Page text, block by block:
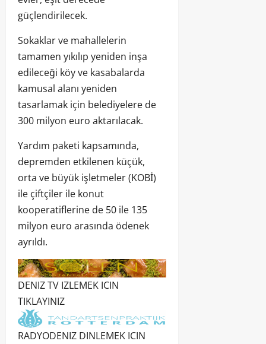
güçlendirilecek.
Sokaklar ve mahallelerin
tamamen yıkılıp yeniden inşa
edileceği köy ve kasabalarda
kamusal alanı yeniden
tasarlamak için belediyelere de
300 milyon euro aktarılacak.
Yardım paketi kapsamında,
depremden etkilenen küçük,
orta ve büyük işletmeler (KOBİ)
ile çiftçiler ile konut
kooperatiflerine de 50 ile 135
milyon euro arasında ödenek
ayrıldı.
DENIZ TV IZLEMEK ICIN
TIKLAYINIZ
RADYODENIZ DINLEMEK ICIN